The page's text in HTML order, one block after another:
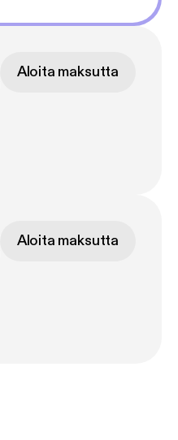
Aloita maksutta
Aloita maksutta